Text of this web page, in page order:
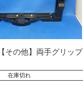
その他】両手グリップ
在庫切れ